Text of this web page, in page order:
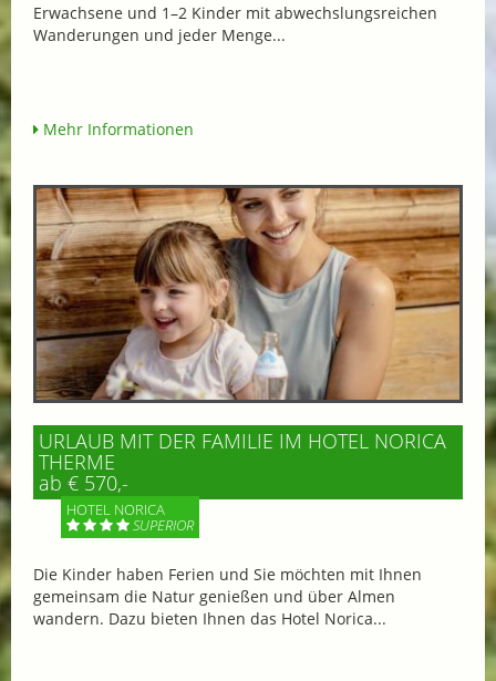
Erwachsene und 1–2 Kinder mit abwechslungsreichen
Wanderungen und jeder Menge...
Mehr Informationen
URLAUB MIT DER FAMILIE IM HOTEL NORICA
THERME
ab € 570,-
HOTEL NORICA
SUPERIOR
Die Kinder haben Ferien und Sie möchten mit Ihnen
gemeinsam die Natur genießen und über Almen
wandern. Dazu bieten Ihnen das Hotel Norica...